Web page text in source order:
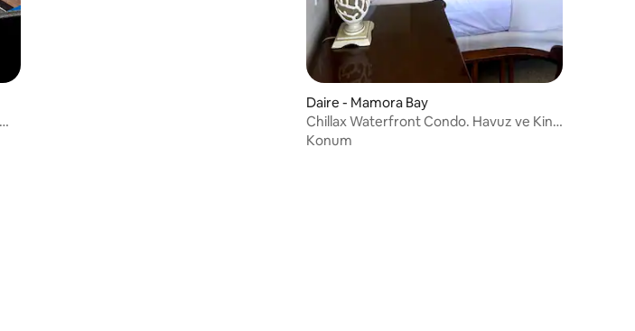
Daire - Mamora Bay
Chillax Waterfront Condo. Havuz ve King
Yatak. 2/5
Konum